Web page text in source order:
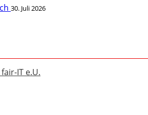
30. Juli 2026
IT e.U.